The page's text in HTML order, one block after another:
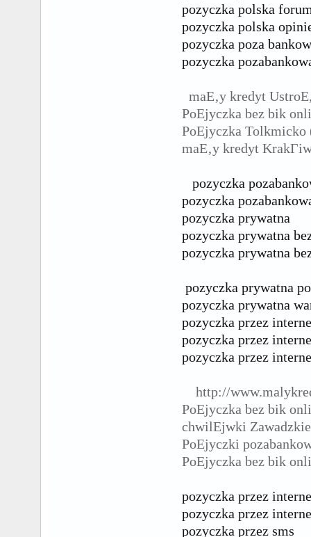
pozyczka polska
pozyczka polska
pozyczka poza
pozyczka
maЕ‚y kredyt
PoЕјyczka bez bik
PoЕјyczka
maЕ‚y kredyt
pozyczka
pozyczka
pozyczka prywatna
pozyczka prywatna
pozyczka prywatna
pozyczka prywatna
pozyczka prywatna
pozyczka przez
pozyczka przez
pozyczka przez
http://
PoЕјyczka bez bik
chwilЕјwki
PoЕјyczki
PoЕјyczka bez bik
pozyczka przez
pozyczka przez
pozyczka przez sms